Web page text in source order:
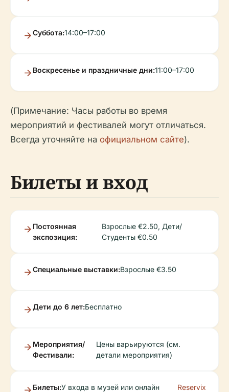
Суббота:14:00–17:00
Воскресенье и праздничные дни:11:00–17:00
(Примечание: Часы работы во время
мероприятий и фестивалей могут отличаться.
Всегда уточняйте на официальном сайте).
Билеты и вход
Постоянная
экспозиция:
Взрослые €2.50, Дети/
Студенты €0.50
Специальные выставки:Взрослые €3.50
Дети до 6 лет:Бесплатно
Мероприятия/
Фестивали:
Цены варьируются (см.
детали мероприятия)
Билеты:У входа в музей или онлайн
Reservix